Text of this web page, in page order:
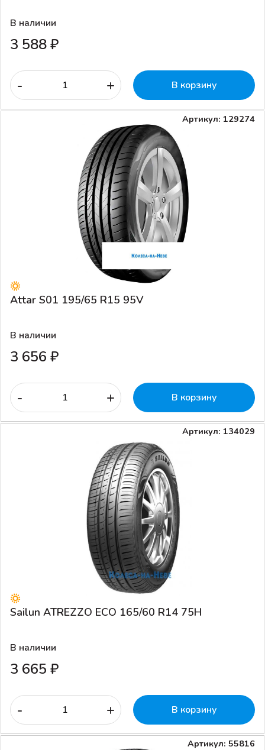
В наличии
3 588 ₽
- + В корзину
Артикул: 129274
Attar S01 195/65 R15 95V
В наличии
3 656 ₽
- + В корзину
Артикул: 134029
Sailun ATREZZO ECO 165/60 R14 75H
В наличии
3 665 ₽
- + В корзину
Артикул: 55816